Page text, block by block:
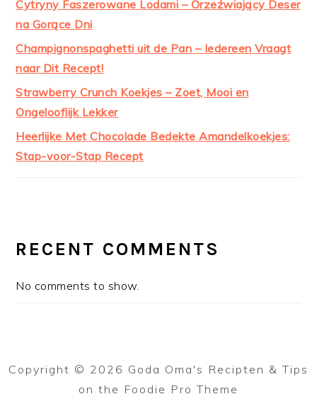
Cytryny Faszerowane Lodami – Orzeźwiający Deser
na Gorące Dni
Champignonspaghetti uit de Pan – Iedereen Vraagt
naar Dit Recept!
Strawberry Crunch Koekjes – Zoet, Mooi en
Ongelooflijk Lekker
Heerlijke Met Chocolade Bedekte Amandelkoekjes:
Stap-voor-Stap Recept
RECENT COMMENTS
No comments to show.
Copyright © 2026 Goda Oma's Recipten & Tips
on the Foodie Pro Theme